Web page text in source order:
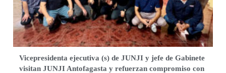
Vicepresidenta ejecutiva (s) de JUNJI y jefe de Gabinete
visitan JUNJI Antofagasta y refuerzan compromiso con